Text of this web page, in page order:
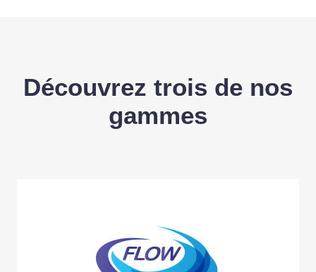
Découvrez trois de nos
gammes